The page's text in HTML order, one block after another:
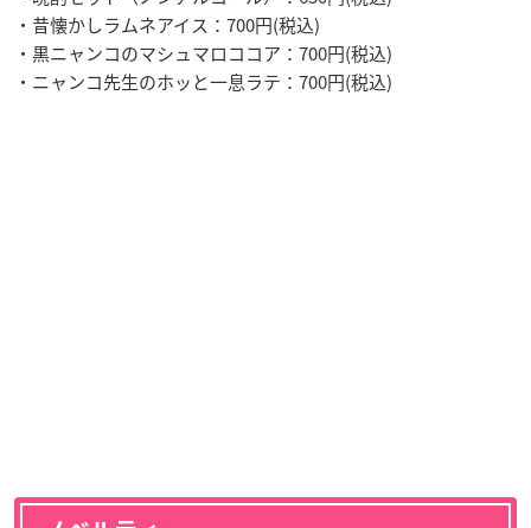
・昔懐かしラムネアイス：700円(税込)
・黒ニャンコのマシュマロココア：700円(税込)
・ニャンコ先生のホッと一息ラテ：700円(税込)